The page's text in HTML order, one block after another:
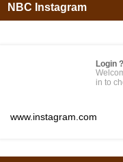
NBC Instagram
Login
in to
www.instagram.com